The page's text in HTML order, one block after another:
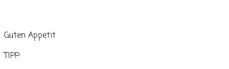
Guten Appetit
TIPP: